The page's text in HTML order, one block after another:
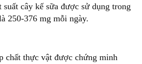
cây kế sữa được sử dụng trong
250-376 mg mỗi ngày.
chất thực vật được chứng minh